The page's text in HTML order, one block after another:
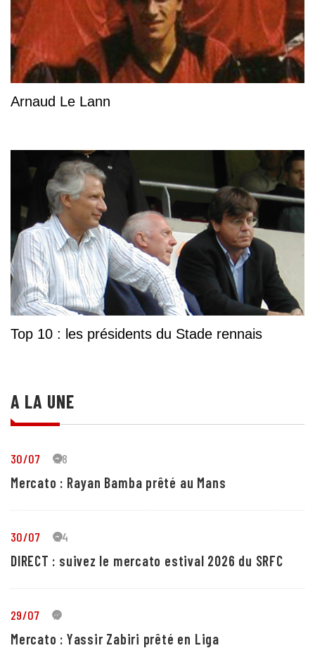
Arnaud Le Lann
Top 10 : les présidents du Stade rennais
A LA UNE
30/07 28
Mercato : Rayan Bamba prêté au Mans
30/07 24
DIRECT : suivez le mercato estival 2026 du SRFC
29/07 5
Mercato : Yassir Zabiri prêté en Liga